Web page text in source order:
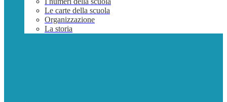
Le carte della scuola
Organizzazione
La storia